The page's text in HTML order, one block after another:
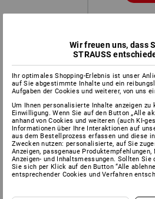
Wir freuen uns, dass
STRAUSS
Ihr optimales Shopping-Erlebnis ist unser
auf Sie abgestimmte Inhalte und ein
Aufgaben der Cookies und weiterer, von uns
Um Ihnen personalisierte Inhalte anzeigen zu
Einwilligung. Wenn Sie auf den Button „Alle
anhand von Cookies und weiteren (auch KI-
Informationen über Ihre Interaktionen auf
aus dem Bestellprozess erfassen und diese
Zwecken nutzen: personalisierte, auf Sie
Anzeigen, passgenaue
Anzeigen- und Inhaltsmessungen. Sollten Sie
Sie sich per Klick auf den Button “Alle
entsprechender Cookies und Verfahren